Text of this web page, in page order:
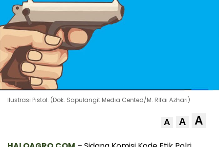
Ilustrasi Pistol. (Dok. Sapulangit Media Cented/M. RIfai Azhari)
A A A